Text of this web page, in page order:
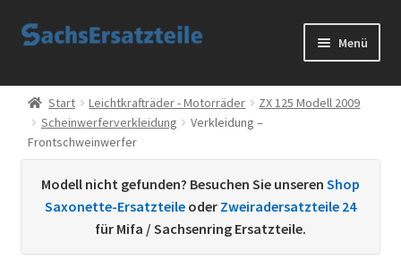
Zur
Zum
Menü
Start
AGB
Datenschutzerklärung
Start Leichtkrafträder - Motorräder
ZX 125 Modell 2009
Scheinwerferverkleidung
Verkleidung –
Frontschweinwerfer
Modell nicht gefunden? Besuchen Sie unseren Shop
Saxonette-Ersatzteile oder Zweiradersatzteile 24
für Mifa / Sachsenring Ersatzteile.